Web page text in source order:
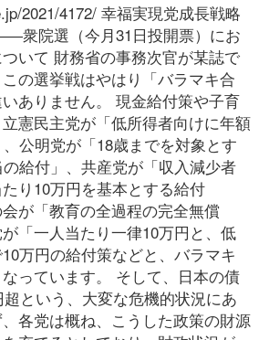
2021/4172/ 幸福実現党成長戦略
院選（今月31日投開票）にお
いて 財務省の事務次官が某誌で
の選挙戦はやはり「バラマキ合
ありません。 現金給付策や子育
憲民主党が「低所得者向けに年額
公明党が「18歳までを対象とす
給付」、共産党が「収入減少者
り10万円を基本とする給付
が「教育の全過程の完全無償
「一人当たり一律10万円と、低
万円の給付策などと、バラマキ
っています。 そして、日本の債
という、大変な危機的状況にあ
各党は概ね、こうした政策の財源